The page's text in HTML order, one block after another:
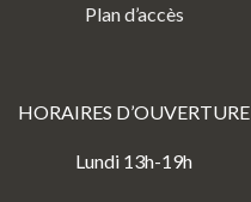
Plan d’accès
HORAIRES D’OUVERTURE
Lundi 13h-19h